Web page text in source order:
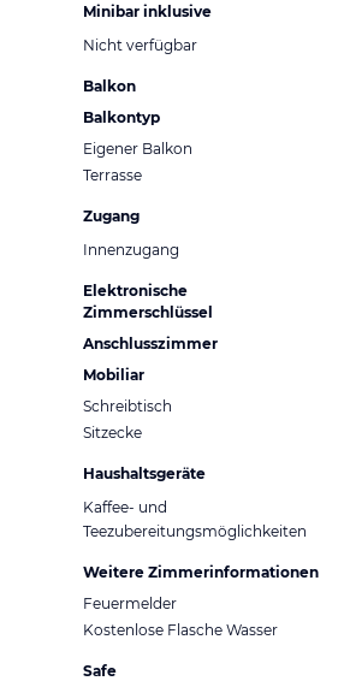
Minibar inklusive
Nicht verfügbar
Balkon
Balkontyp
Eigener Balkon
Terrasse
Zugang
Innenzugang
Elektronische
Zimmerschlüssel
Anschlusszimmer
Mobiliar
Schreibtisch
Sitzecke
Haushaltsgeräte
Kaffee- und
Teezubereitungsmöglichkeiten
Weitere Zimmerinformationen
Feuermelder
Kostenlose Flasche Wasser
Safe